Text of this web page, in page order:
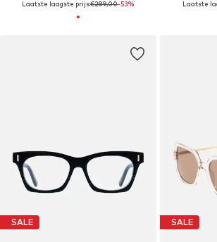
Laatste laagste prijs:€289,00-53% Laatste
SALE SALE